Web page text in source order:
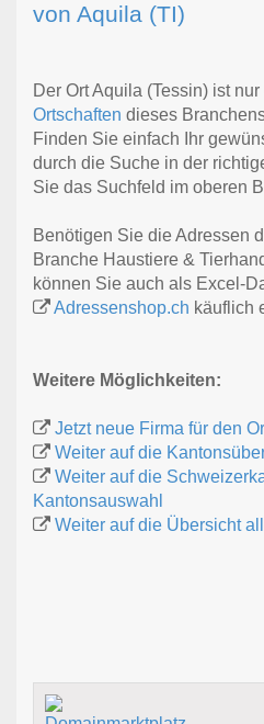
von Aquila (TI)
Der Ort Aquila (Tessin) ist
Ortschaften dieses
Finden Sie einfach Ihr
durch die Suche in der
Sie das Suchfeld im oberen
Benötigen Sie die Adressen
Branche Haustiere &
können Sie auch als Excel-
Adressenshop.ch käuflich
Weitere Möglichkeiten:
Jetzt neue Firma für den
Weiter auf die
Weiter auf die
Kantonsauswahl
Weiter auf die Übersicht